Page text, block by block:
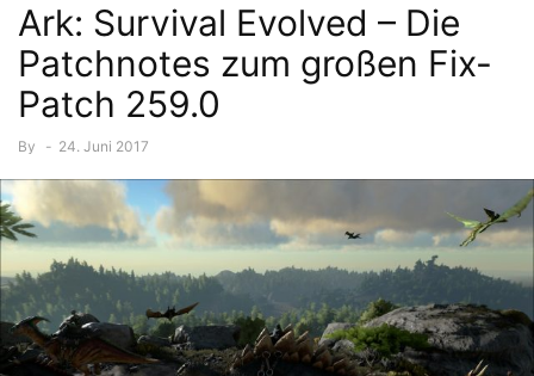
Ark: Survival Evolved – Die
Patchnotes zum großen Fix-
Patch 259.0
By - 24. Juni 2017